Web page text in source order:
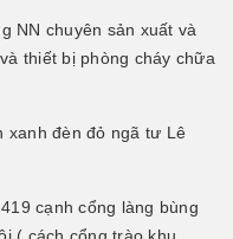
NN chuyên sản xuất và
thiết bị phòng cháy chữa
xanh đèn đỏ ngã tư Lê
cạnh cổng làng bùng